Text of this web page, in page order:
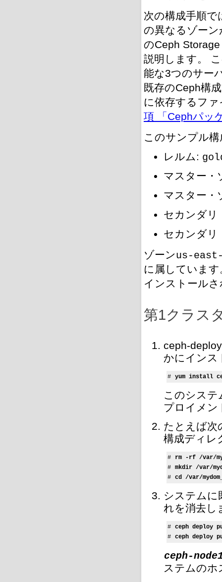
次の構成手順
の異なるゾー
のCeph
説明します。
能な3つのサー
既存のCeph構
に依存するフ
項 「Cephパッ
このサンプル
レルム:
マスター・
マスター・
セカンダ
セカンダ
ゾーンus-
に属しています
インストール
第1クラス
ceph-
かにインス
# yum install
このシステ
プロイメン
たとえば次
構成ディレ
#
rm -rf /var/
# mkdir /var/
# cd /var/
システムに
れを消去し
# ceph deploy
# ceph deploy
ceph-
ステムのホ